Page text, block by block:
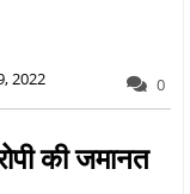
2022 0
की जमानत